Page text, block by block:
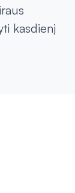
kasdienį